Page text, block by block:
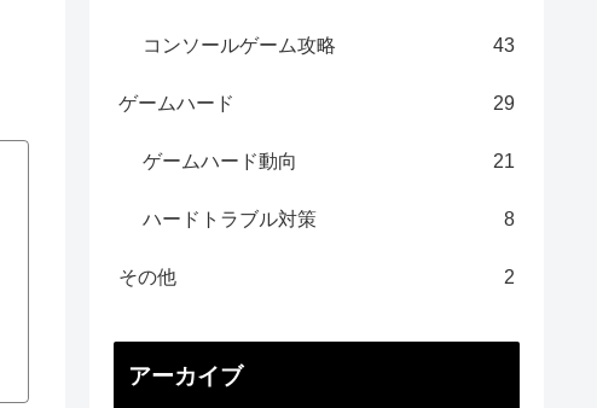
コンソールゲーム攻略 43
ゲームハード 29
ゲームハード動向 21
ハードトラブル対策 8
その他 2
アーカイブ